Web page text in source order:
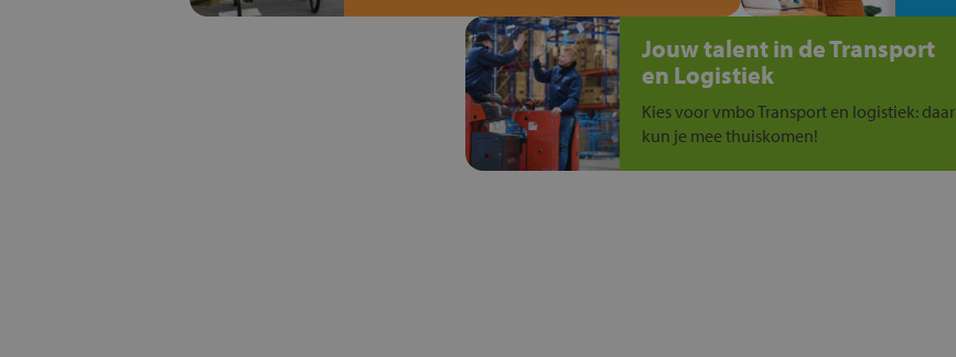
Jouw talent in de Transport
en Logistiek
Kies voor vmbo Transport en logistiek: daar
kun je mee thuiskomen!